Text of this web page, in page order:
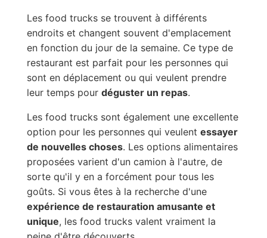
Les food trucks se trouvent à différents
endroits et changent souvent d'emplacement
en fonction du jour de la semaine. Ce type de
restaurant est parfait pour les personnes qui
sont en déplacement ou qui veulent prendre
leur temps pour déguster un repas.
Les food trucks sont également une excellente
option pour les personnes qui veulent essayer
de nouvelles choses. Les options alimentaires
proposées varient d'un camion à l'autre, de
sorte qu'il y en a forcément pour tous les
goûts. Si vous êtes à la recherche d'une
expérience de restauration amusante et
unique, les food trucks valent vraiment la